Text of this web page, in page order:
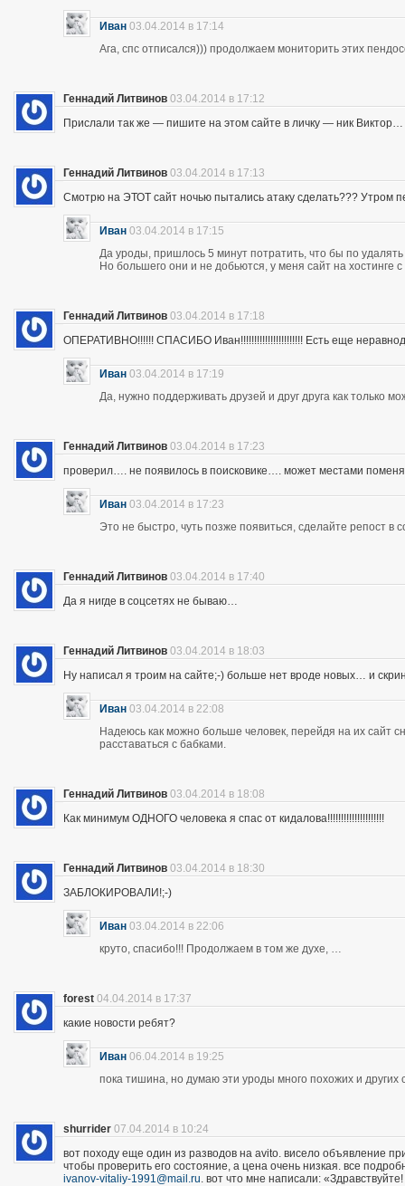
Иван 03.04.2014 в 17:14
Ага, спс отписался))) продолжаем мониторить этих
Геннадий Литвинов 03.04.2014 в 17:12
Прислали так же — пишите на этом сайте в личку — ник Виктор…
Геннадий Литвинов 03.04.2014 в 17:13
Смотрю на ЭТОТ сайт ночью пытались атаку сделать??? Утром
Иван 03.04.2014 в 17:15
Да уроды, пришлось 5 минут потратить, что бы по
Но большего они и не добьются, у меня сайт на хостинге
Геннадий Литвинов 03.04.2014 в 17:18
ОПЕРАТИВНО!!!!!! СПАСИБО Иван!!!!!!!!!!!!!!!!!!!!!!! Есть еще
Иван 03.04.2014 в 17:19
Да, нужно поддерживать друзей и друг друга как только
Геннадий Литвинов 03.04.2014 в 17:23
проверил…. не появилось в поисковике…. может местами
Иван 03.04.2014 в 17:23
Это не быстро, чуть позже появиться, сделайте репост в
Геннадий Литвинов 03.04.2014 в 17:40
Да я нигде в соцсетях не бываю…
Геннадий Литвинов 03.04.2014 в 18:03
Ну написал я троим на сайте;-) больше нет вроде новых… и
Иван 03.04.2014 в 22:08
Надеюсь как можно больше человек, перейдя на их сайт
расставаться с бабками.
Геннадий Литвинов 03.04.2014 в 18:08
Как минимум ОДНОГО человека я спас от кидалова!!!!!!!!!!!!!!!!!!!!!
Геннадий Литвинов 03.04.2014 в 18:30
ЗАБЛОКИРОВАЛИ!;-)
Иван 03.04.2014 в 22:06
круто, спасибо!!! Продолжаем в том же духе, …
forest 04.04.2014 в 17:37
какие новости ребят?
Иван 06.04.2014 в 19:25
пока тишина, но думаю эти уроды много похожих и
shurrider 07.04.2014 в 10:24
вот походу еще один из разводов на avito. висело объявление
чтобы проверить его состояние, а цена очень низкая. все
ivanov-vitaliy-1991@mail.ru. вот что мне написали: «Здравствуйте!